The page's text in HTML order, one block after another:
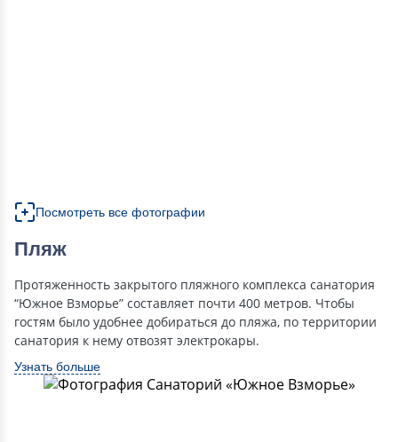
Посмотреть все фотографии
Пляж
Протяженность закрытого пляжного комплекса санатория
“Южное Взморье” составляет почти 400 метров. Чтобы
гостям было удобнее добираться до пляжа, по территории
санатория к нему отвозят электрокары.
Узнать больше